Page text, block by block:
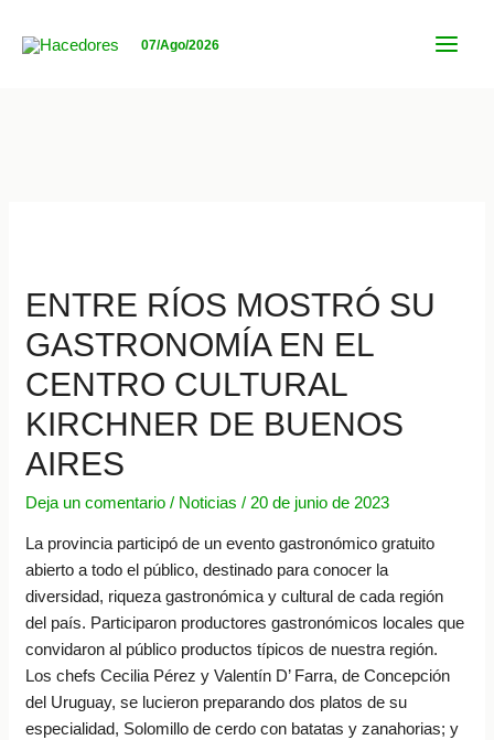
07/Ago/2026
ENTRE RÍOS MOSTRÓ SU
GASTRONOMÍA EN EL
CENTRO CULTURAL
KIRCHNER DE BUENOS
AIRES
Deja un comentario / Noticias / 20 de junio de 2023
La provincia participó de un evento gastronómico gratuito
abierto a todo el público, destinado para conocer la
diversidad, riqueza gastronómica y cultural de cada región
del país. Participaron productores gastronómicos locales que
convidaron al público productos típicos de nuestra región.
Los chefs Cecilia Pérez y Valentín D’ Farra, de Concepción
del Uruguay, se lucieron preparando dos platos de su
especialidad, Solomillo de cerdo con batatas y zanahorias; y